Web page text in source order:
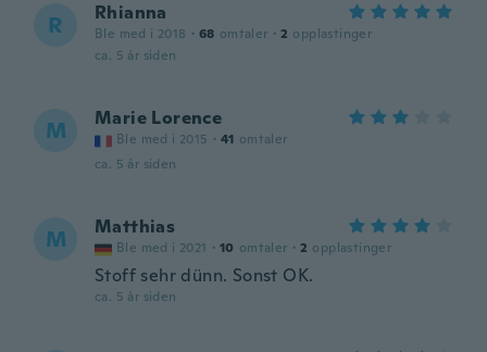
R Rhianna
Ble med i 2018 · 68 omtaler · 2 opplastinger
ca. 5 år siden
M Marie Lorence
Ble med i 2015 · 41 omtaler
ca. 5 år siden
M Matthias
Ble med i 2021 · 10 omtaler · 2 opplastinger
Stoff sehr dünn. Sonst OK.
ca. 5 år siden